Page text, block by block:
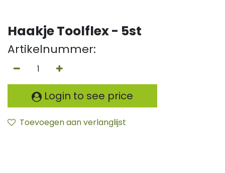
Haakje Toolflex - 5st
Artikelnummer:
Login to see price
Toevoegen aan verlanglijst